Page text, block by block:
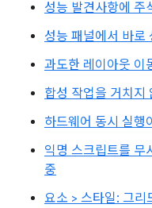
성능 발견사항에 주
성능 패널에서 바로
과도한 레이아웃 이
합성 작업을 거치지
하드웨어 동시 실행
익명 스크립트를 무
중
요소 > 스타일: 그리